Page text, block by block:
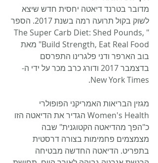
מדובר בטרנד דיאטה יחסית חדש שיצא
לשוק בקול תרועה רמה בשנת 2017. הספר
"The Super Carb Diet: Shed Pounds,
Build Strength, Eat Real Food" מאת
בוב הארפר ודני פלגרינו התפרסם
בדצמבר 2017 ודורג כרב מכר על ידי ה-
New York Times.
מגזין הבריאות האמריקני הפופולרי
Women's Health הגדיר את הדיאטה הזו
כ"הפך מהדיאטה הקטוגנית" שבה
מצמצמים פחמימות בצורה דרסטית
בתפריט. הדיאטה החדשה מבטיחה